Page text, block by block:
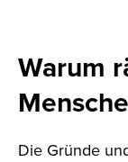
Warum
Die Gründe